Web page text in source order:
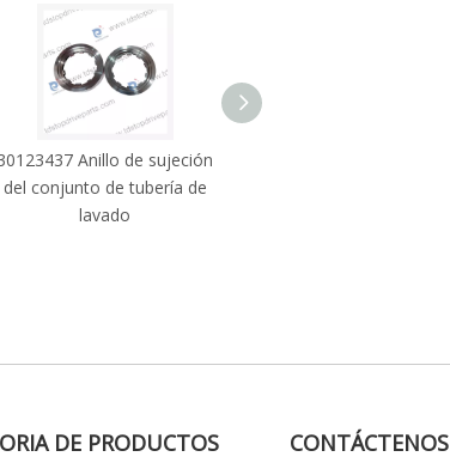
Anillo de sujeción
del conjunto de tubería de
lavado
DE PRODUCTOS CONTÁCTENOS